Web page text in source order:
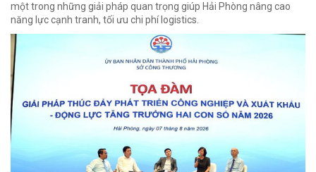
một trong những giải pháp quan trọng giúp Hải Phòng nâng cao
năng lực cạnh tranh, tối ưu chi phí logistics.